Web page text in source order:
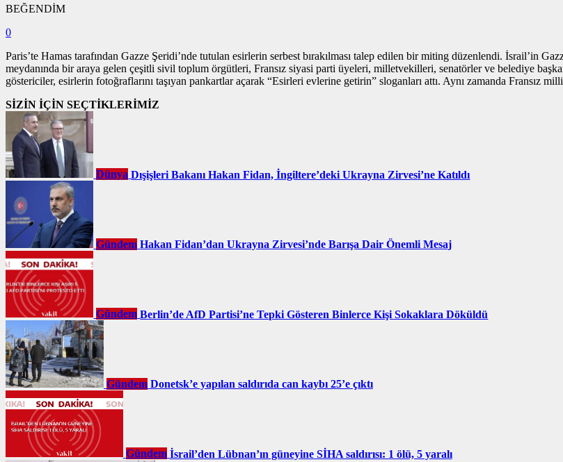
BEĞENDİM
0
Paris’te Hamas tarafından Gazze Şeridi’nde tutulan esirlerin serbest bırakılması talep edilen bir miting düzenlendi. İsrail’in
meydanında bir araya gelen çeşitli sivil toplum örgütleri, Fransız siyasi parti üyeleri, milletvekilleri, senatörler ve belediye
göstericiler, esirlerin fotoğraflarını taşıyan pankartlar açarak “Esirleri evlerine getirin” sloganları attı. Aynı zamanda Fransız
SİZİN İÇİN SEÇTİKLERİMİZ
Dünya Dışişleri Bakanı Hakan Fidan, İngiltere’deki Ukrayna Zirvesi’ne Katıldı
Gündem Hakan Fidan’dan Ukrayna Zirvesi’nde Barışa Dair Önemli Mesaj
Gündem Berlin’de AfD Partisi’ne Tepki Gösteren Binlerce Kişi Sokaklara Döküldü
Gündem Donetsk’e yapılan saldırıda can kaybı 25’e çıktı
Gündem İsrail’den Lübnan’ın güneyine SİHA saldırısı: 1 ölü, 5 yaralı